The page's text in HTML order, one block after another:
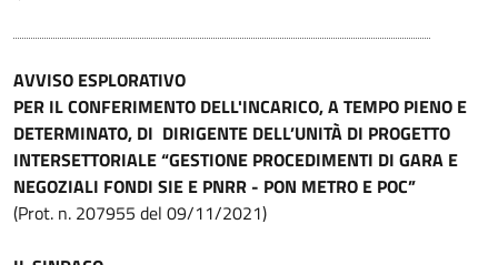
AVVISO ESPLORATIVO
PER IL CONFERIMENTO DELL'INCARICO, A TEMPO PIENO E
DETERMINATO, DI DIRIGENTE DELL’UNITÀ DI PROGETTO
INTERSETTORIALE “GESTIONE PROCEDIMENTI DI GARA E
NEGOZIALI FONDI SIE E PNRR - PON METRO E POC”
(Prot. n. 207955 del 09/11/2021)